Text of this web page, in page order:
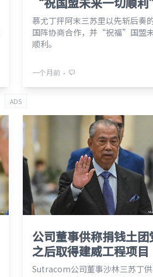
慕尤丁抨阿末三苏里以先斩后奏
国阵协商合作，并“祝福”国盟
顺利。
一个月前 ⋅
ADS
公司董事供称捐钱土团
之后取得建威工程项目
Sutracom公司董事沙林三苏丁